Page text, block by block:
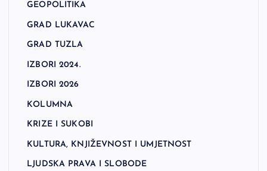
GEOPOLITIKA
GRAD LUKAVAC
GRAD TUZLA
IZBORI 2024.
IZBORI 2026
KOLUMNA
KRIZE I SUKOBI
KULTURA, KNJIŽEVNOST I UMJETNOST
LJUDSKA PRAVA I SLOBODE